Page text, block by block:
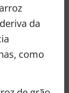
da
como